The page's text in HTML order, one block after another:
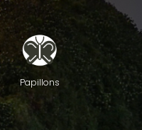
Papillons